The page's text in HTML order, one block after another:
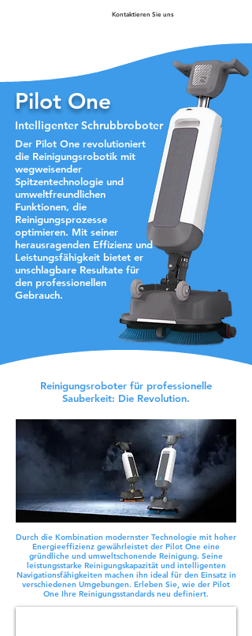
Kontaktieren Sie uns
Pilot One
Intelligenter Schrubbroboter
Der Pilot One revolutioniert
die Reinigungsrobotik mit
wegweisender
Spitzentechnologie und
umweltfreundlichen
Funktionen, die
Reinigungsprozesse
optimieren. Mit seiner
herausragenden Effizienz und
Leistungsfähigkeit bietet er
unschlagbare Resultate für
den professionellen
Gebrauch.
Reinigungsroboter für professionelle
Sauberkeit: Die Revolution.
Durch die Kombination modernster Technologie mit hoher
Energieeffizienz gewährleistet der Pilot One eine
gründliche und umweltschonende Reinigung. Seine
leistungsstarke Reinigungskapazität und intelligenten
Navigationsfähigkeiten machen ihn ideal für den Einsatz in
verschiedenen Umgebungen. Erleben Sie, wie der Pilot
One Ihre Reinigungsstandards neu definiert.